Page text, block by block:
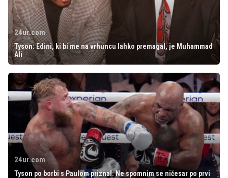
24ur.com
Tyson: Edini, ki bi me na vrhuncu lahko premagal, je Muhammad
Ali
24ur.com
Tyson po borbi s Paulom priznal: Ne spomnim se ničesar po prvi